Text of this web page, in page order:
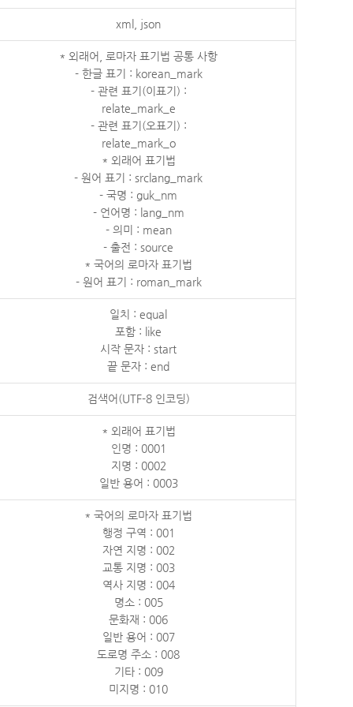
xml, json
* 외래어, 로마자 표기법 공통 사항
- 한글 표기 : korean_mark
- 관련 표기(이표기) :
relate_mark_e
- 관련 표기(오표기) :
relate_mark_o
* 외래어 표기법
- 원어 표기 : srclang_mark
- 국명 : guk_nm
- 언어명 : lang_nm
- 의미 : mean
- 출전 : source
* 국어의 로마자 표기법
- 원어 표기 : roman_mark
일치 : equal
포함 : like
시작 문자 : start
끝 문자 : end
검색어(UTF-8 인코딩)
* 외래어 표기법
인명 : 0001
지명 : 0002
일반 용어 : 0003
* 국어의 로마자 표기법
행정 구역 : 001
자연 지명 : 002
교통 지명 : 003
역사 지명 : 004
명소 : 005
문화재 : 006
일반 용어 : 007
도로명 주소 : 008
기타 : 009
미지명 : 010